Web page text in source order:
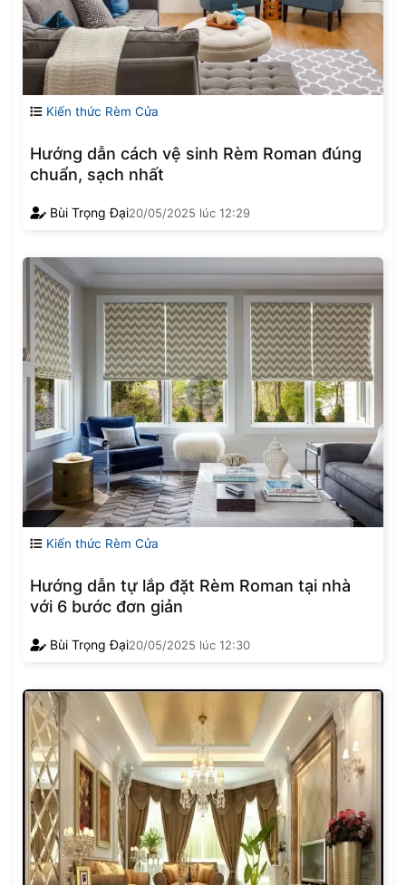
Kiến thức Rèm Cửa
Hướng dẫn cách vệ sinh Rèm Roman đúng
chuẩn, sạch nhất
Bùi Trọng Đại20/05/2025 lúc 12:29
Kiến thức Rèm Cửa
Hướng dẫn tự lắp đặt Rèm Roman tại nhà
với 6 bước đơn giản
Bùi Trọng Đại20/05/2025 lúc 12:30